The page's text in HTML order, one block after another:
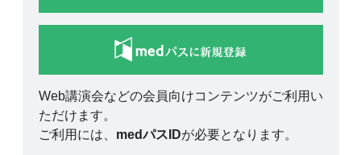
Web講演会などの会員向けコンテンツがご利用い
ただけます。
ご利用には、 medパスIDが必要となります。